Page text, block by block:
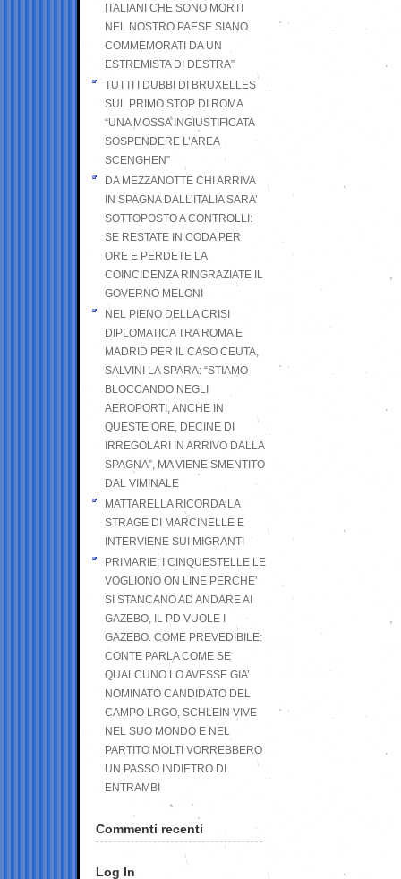
ITALIANI CHE SONO MORTI
NEL NOSTRO PAESE SIANO
COMMEMORATI DA UN
ESTREMISTA DI DESTRA”
TUTTI I DUBBI DI BRUXELLES
SUL PRIMO STOP DI ROMA
“UNA MOSSA INGIUSTIFICATA
SOSPENDERE L’AREA
SCENGHEN”
DA MEZZANOTTE CHI ARRIVA
IN SPAGNA DALL’ITALIA SARA’
SOTTOPOSTO A CONTROLLI:
SE RESTATE IN CODA PER
ORE E PERDETE LA
COINCIDENZA RINGRAZIATE IL
GOVERNO MELONI
NEL PIENO DELLA CRISI
DIPLOMATICA TRA ROMA E
MADRID PER IL CASO CEUTA,
SALVINI LA SPARA: “STIAMO
BLOCCANDO NEGLI
AEROPORTI, ANCHE IN
QUESTE ORE, DECINE DI
IRREGOLARI IN ARRIVO DALLA
SPAGNA”, MA VIENE SMENTITO
DAL VIMINALE
MATTARELLA RICORDA LA
STRAGE DI MARCINELLE E
INTERVIENE SUI MIGRANTI
PRIMARIE; I CINQUESTELLE LE
VOGLIONO ON LINE PERCHE’
SI STANCANO AD ANDARE AI
GAZEBO, IL PD VUOLE I
GAZEBO. COME PREVEDIBILE:
CONTE PARLA COME SE
QUALCUNO LO AVESSE GIA’
NOMINATO CANDIDATO DEL
CAMPO LRGO, SCHLEIN VIVE
NEL SUO MONDO E NEL
PARTITO MOLTI VORREBBERO
UN PASSO INDIETRO DI
ENTRAMBI
Commenti recenti
Log In